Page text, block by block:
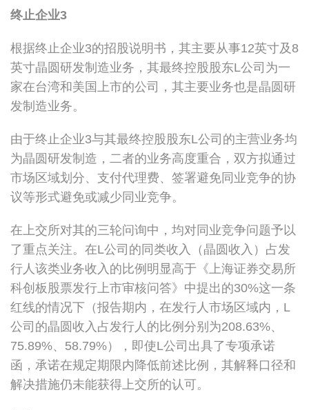
终止企业3
根据终止企业3的招股说明书，其主要从事12英寸及8
英寸晶圆研发制造业务，其最终控股股东L公司为一
家在台湾和美国上市的公司，其主要业务也是晶圆研
发制造业务。
由于终止企业3与其最终控股股东L公司的主营业务均
为晶圆研发制造，二者的业务高度重合，双方拟通过
市场区域划分、支付代理费、签署避免同业竞争的协
议等形式避免或减少同业竞争。
在上交所对其的三轮问询中，均对同业竞争问题予以
了重点关注。在L公司的同类收入（晶圆收入）占发
行人该类业务收入的比例明显高于《上海证券交易所
科创板股票发行上市审核问答》中提出的30%这一条
红线的情况下（报告期内，在发行人市场区域内，L
公司的晶圆收入占发行人的比例分别为208.63%、
75.89%、58.79%），即使L公司出具了专项承诺
函，承诺在规定期限内降低前述比例，其解释口径和
解决措施仍未能获得上交所的认可。